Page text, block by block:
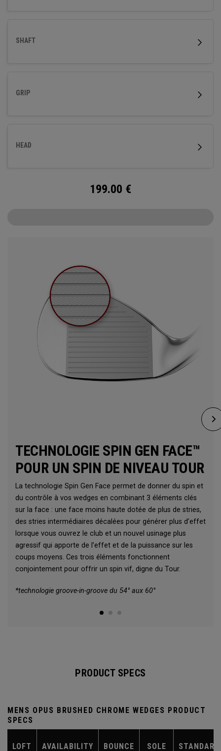
SHAFT
GRIP
HEAD
199.00 €
TECHNOLOGIE SPIN GEN FACE™
POUR UN SPIN DE NIVEAU TOUR
La technologie Spin Gen Face permet de donner du spin et
du contrôle à vos wedges en combinant 3 éléments clés
sur la face : une face moins haute dotée de plus de stries,
des stries intermédiaires décalées pour générer plus d’effet
lorsque vous ouvrez le club et un nouvel usinage plus
agressif qui apporte de l’effet et de la puissance sur les
coups moyens. Ces trois éléments fonctionnent
conjointement pour offrir un spin vif, digne du Tour.
*technologie groove-in-groove du 54° aux 60°
PRODUCT SPECS
MENS OPUS BRUSHED CHROME WEDGES PRODUCT
SPECS
LOFT AVAILABILITY BOUNCE SOLE